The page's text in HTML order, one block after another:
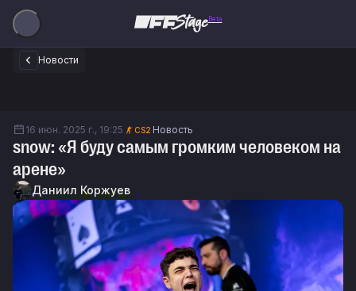
Beta
Новости
16 июн. 2025 г., 19:25 CS2 Новость
snow: «Я буду самым громким человеком на
арене»
Даниил Коржуев